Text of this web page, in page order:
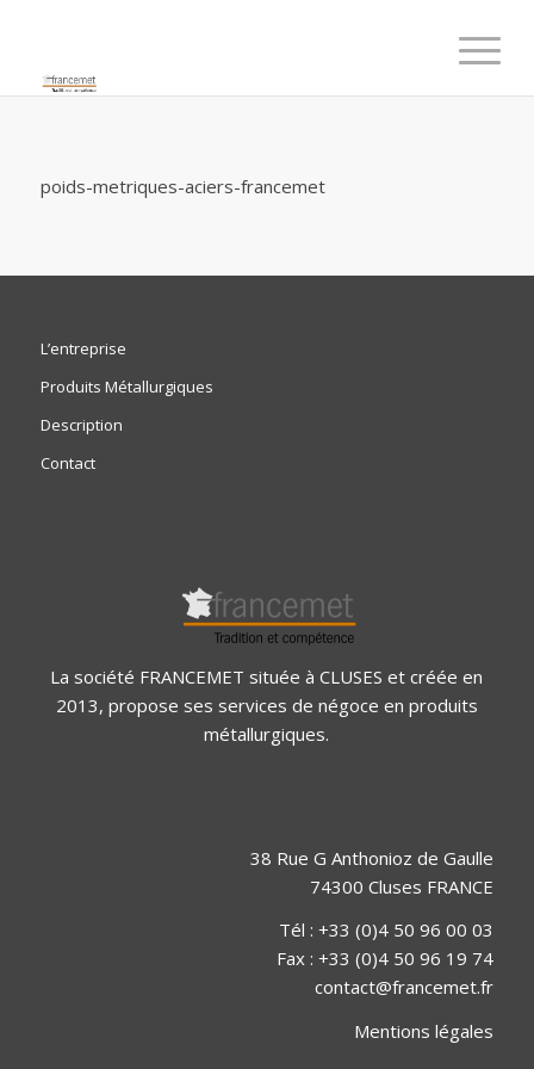
poids-metriques-aciers-francemet
L’entreprise
Produits Métallurgiques
Description
Contact
La société FRANCEMET située à CLUSES et créée en
2013, propose ses services de négoce en produits
métallurgiques.
38 Rue G Anthonioz de Gaulle
74300 Cluses FRANCE
Tél : +33 (0)4 50 96 00 03
Fax : +33 (0)4 50 96 19 74
contact@francemet.fr
Mentions légales